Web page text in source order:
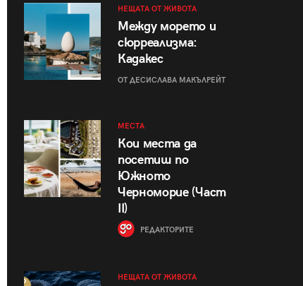
НЕЩАТА ОТ ЖИВОТА
Между морето и
сюрреализма:
Кадакес
ОТ ДЕСИСЛАВА МАКЪЛРЕЙТ
МЕСТА
Кои места да
посетиш по
Южното
Черноморие (Част
II)
РЕДАКТОРИТЕ
НЕЩАТА ОТ ЖИВОТА